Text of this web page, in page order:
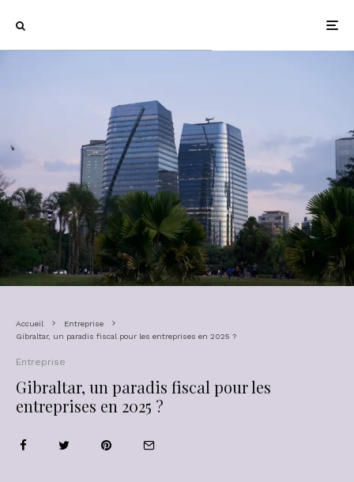
Accueil
Entreprise
Gibraltar, un paradis fiscal pour les entreprises en 2025 ?
Entreprise
Gibraltar, un paradis fiscal pour les
entreprises en 2025 ?